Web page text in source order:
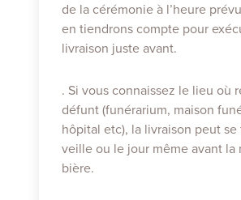
de la cérémonie à l’heure
en tiendrons compte pour
livraison juste avant.
. Si vous connaissez le lieu où
défunt (funérarium, maison
hôpital etc), la livraison peut se
veille ou le jour même avant la
bière.